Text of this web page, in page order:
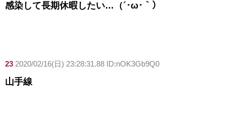
感染して長期休暇したい…（´･ω･｀）
23 2020/02/16(日) 23:28:31.88 ID:nOK3Gb9Q0
山手線